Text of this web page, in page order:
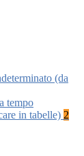
(da
tempo
in tabelle) 2